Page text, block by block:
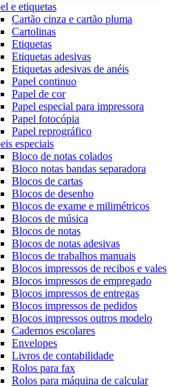
e etiquetas
Cartão cinza e cartão pluma
Cartolinas
Etiquetas
Etiquetas adesivas
Etiquetas adesivas de anéis
Papel continuo
Papel de cor
Papel especial para impressora
Papel fotocópia
Papel reprográfico
especiais
Bloco de notas colados
Bloco notas bandas separadora
Blocos de cartas
Blocos de desenho
Blocos de exame e milimétricos
Blocos de música
Blocos de notas
Blocos de notas adesivas
Blocos de trabalhos manuais
Blocos impressos de recibos e vales
Blocos impressos de empregado
Blocos impressos de entregas
Blocos impressos de pedidos
Blocos impressos outros modelo
Cadernos escolares
Envelopes
Livros de contabilidade
Rolos para fax
Rolos para máquina de calcular